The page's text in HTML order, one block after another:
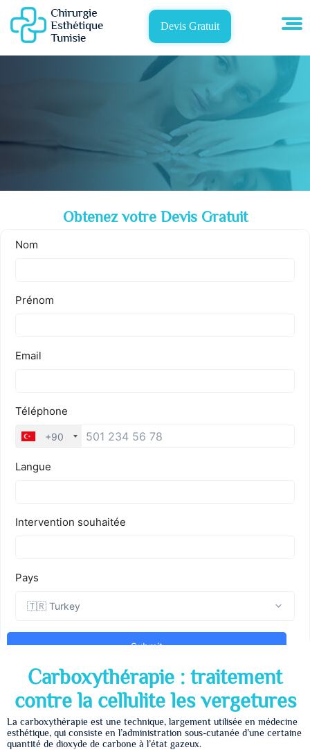
Devis Gratuit
Obtenez votre Devis Gratuit
Carboxythérapie : traitement
contre la cellulite les vergetures
La carboxythérapie est une technique, largement utilisée en médecine
esthétique, qui consiste en l’administration sous-cutanée d’une certaine
quantité de dioxyde de carbone à l’état gazeux.